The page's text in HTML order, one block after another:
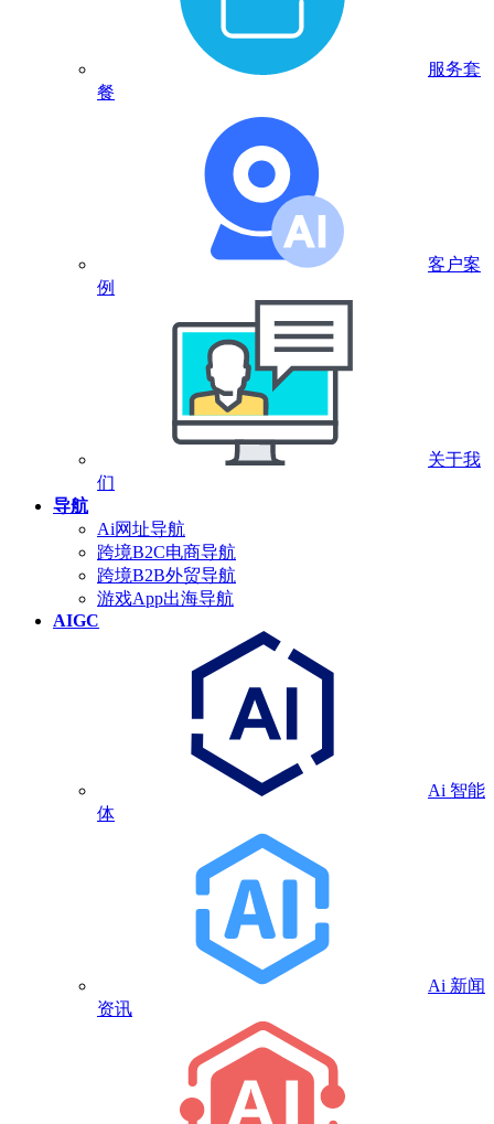
服务套
餐
客户案
例
关于我
们
导航
Ai网址导航
跨境B2C电商导航
跨境B2B外贸导航
游戏App出海导航
AIGC
Ai 智能
体
Ai 新闻
资讯